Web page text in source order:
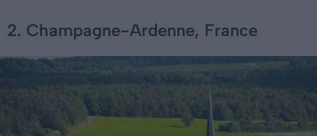
2. Champagne-Ardenne, France